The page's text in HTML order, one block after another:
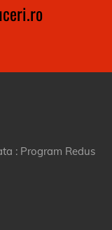
: Program Redus